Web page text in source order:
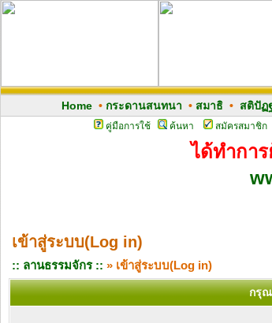
Home• กระดานสนทนา • สมาธิ• สติปัฏ
คู่มือการใช้ ค้นหา สมัครสมาชิก
ได้ทำกา
เข้าสู่ระบบ(Log in)
:: ลานธรรมจักร :: » เข้าสู่ระบบ(Log in)
กรุณ